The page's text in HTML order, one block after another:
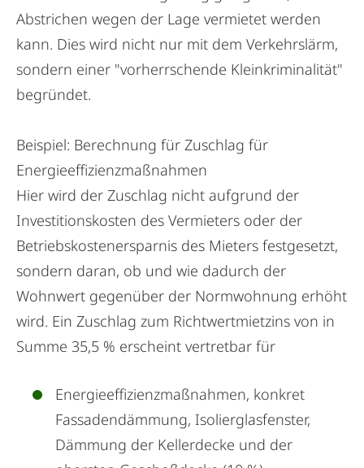
Abstrichen wegen der Lage vermietet werden
kann. Dies wird nicht nur mit dem Verkehrslärm,
sondern einer "vorherrschende Kleinkriminalität"
begründet.
Beispiel: Berechnung für Zuschlag für
Energieeffizienzmaßnahmen
Hier wird der Zuschlag nicht aufgrund der
Investitionskosten des Vermieters oder der
Betriebskostenersparnis des Mieters festgesetzt,
sondern daran, ob und wie dadurch der
Wohnwert gegenüber der Normwohnung erhöht
wird. Ein Zuschlag zum Richtwertmietzins von in
Summe 35,5 % erscheint vertretbar für
Energieeffizienzmaßnahmen, konkret
Fassadendämmung, Isolierglasfenster,
Dämmung der Kellerdecke und der